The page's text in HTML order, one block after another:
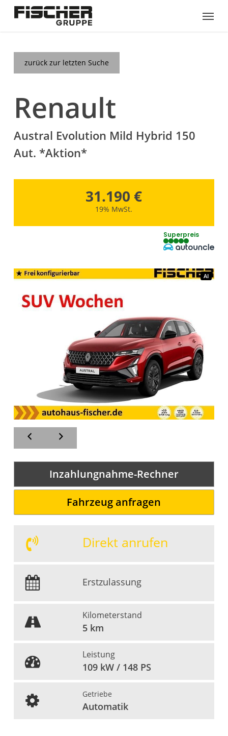
Menu
zurück zur letzten Suche
Renault
Austral Evolution Mild Hybrid 150
Aut. *Aktion*
31.190 €
19% MwSt.
Superpreis
AI
Inzahlungnahme-Rechner
Fahrzeug anfragen
Direkt anrufen
Erstzulassung
Kilometerstand
5 km
Leistung
109 kW / 148 PS
Getriebe
Automatik